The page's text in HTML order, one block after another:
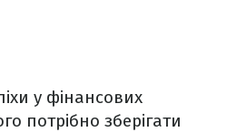
у фінансових
потрібно зберігати